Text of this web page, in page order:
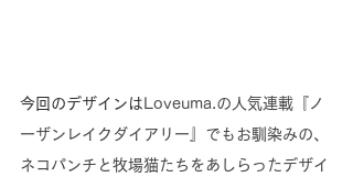
今回のデザインはLoveuma.の人気連載『ノ
ーザンレイクダイアリー』でもお馴染みの、
ネコパンチと牧場猫たちをあしらったデザイ